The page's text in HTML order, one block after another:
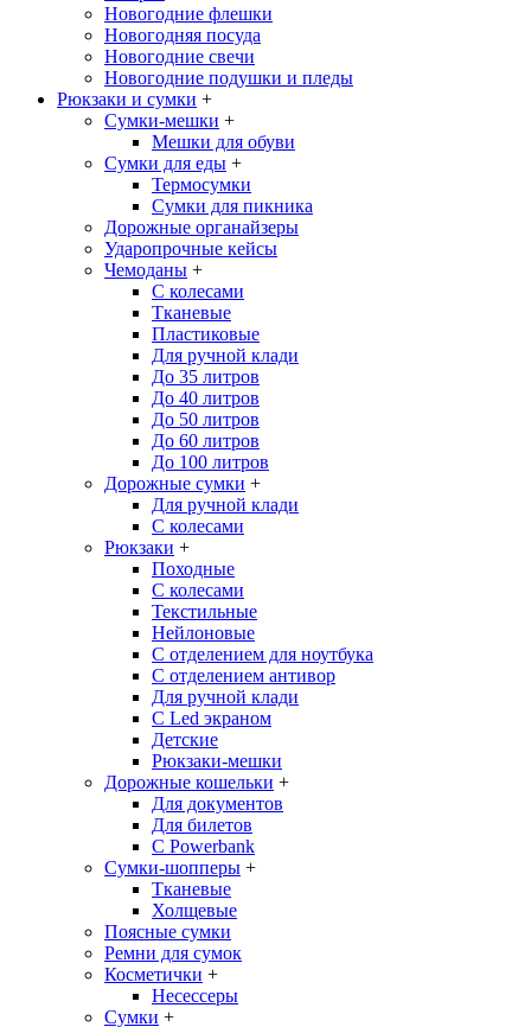
Новогодние флешки
Новогодняя посуда
Новогодние свечи
Новогодние подушки и пледы
Рюкзаки и сумки +
Сумки-мешки +
Мешки для обуви
Сумки для еды +
Термосумки
Сумки для пикника
Дорожные органайзеры
Ударопрочные кейсы
Чемоданы +
С колесами
Тканевые
Пластиковые
Для ручной клади
До 35 литров
До 40 литров
До 50 литров
До 60 литров
До 100 литров
Дорожные сумки +
Для ручной клади
С колесами
Рюкзаки +
Походные
С колесами
Текстильные
Нейлоновые
С отделением для ноутбука
С отделением антивор
Для ручной клади
С Led экраном
Детские
Рюкзаки-мешки
Дорожные кошельки +
Для документов
Для билетов
С Powerbank
Сумки-шопперы +
Тканевые
Холщевые
Поясные сумки
Ремни для сумок
Косметички +
Несессеры
Сумки +